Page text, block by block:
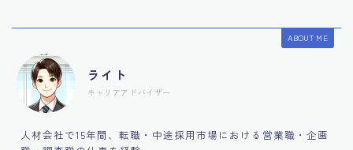
ABOUT ME
ライト
キャリアアドバイザー
人材会社で15年間、転職・中途採用市場における営業職・企画